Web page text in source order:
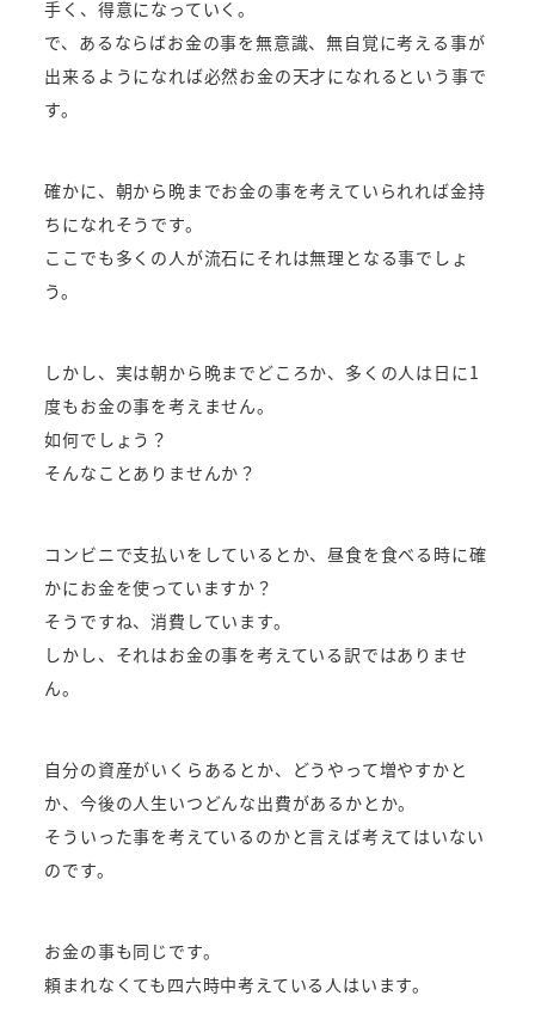
手く、得意になっていく。
で、あるならばお金の事を無意識、無自覚に考える事が
出来るようになれば必然お金の天才になれるという事で
す。
確かに、朝から晩までお金の事を考えていられれば金持
ちになれそうです。
ここでも多くの人が流石にそれは無理となる事でしょ
う。
しかし、実は朝から晩までどころか、多くの人は日に1
度もお金の事を考えません。
如何でしょう？
そんなことありませんか？
コンビニで支払いをしているとか、昼食を食べる時に確
かにお金を使っていますか？
そうですね、消費しています。
しかし、それはお金の事を考えている訳ではありませ
ん。
自分の資産がいくらあるとか、どうやって増やすかと
か、今後の人生いつどんな出費があるかとか。
そういった事を考えているのかと言えば考えてはいない
のです。
お金の事も同じです。
頼まれなくても四六時中考えている人はいます。